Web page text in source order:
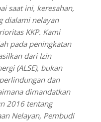
saat ini, keresahan,
dialami nelayan
KKP. Kami
pada peningkatan
dari Izin
(ALSE), bukan
dan
dimandatkan
2016 tentang
Nelayan, Pembudi